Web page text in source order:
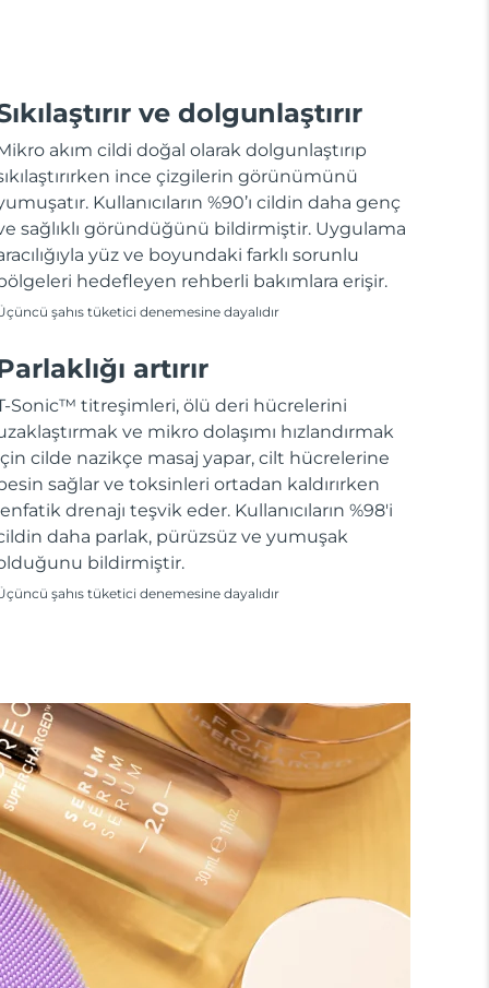
ve dolgunlaştırır
akım cildi doğal olarak dolgunlaştırıp
ince çizgilerin görünümünü
Kullanıcıların %90’ı cildin daha genç
sağlıklı göründüğünü bildirmiştir. Uygulama
yüz ve boyundaki farklı sorunlu
hedefleyen rehberli bakımlara erişir.
şahıs tüketici denemesine dayalıdır
artırır
Sonic™ titreşimleri, ölü deri hücrelerini
ve mikro dolaşımı hızlandırmak
cilde nazikçe masaj yapar, cilt hücrelerine
sağlar ve toksinleri ortadan kaldırırken
drenajı teşvik eder. Kullanıcıların %98'i
daha parlak, pürüzsüz ve yumuşak
bildirmiştir.
şahıs tüketici denemesine dayalıdır